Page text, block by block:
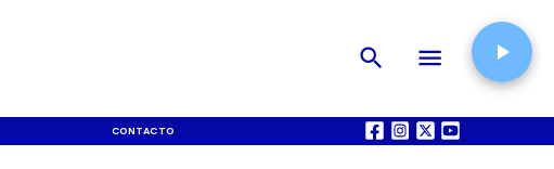
CONTACTO QUIÉNES SOMOS